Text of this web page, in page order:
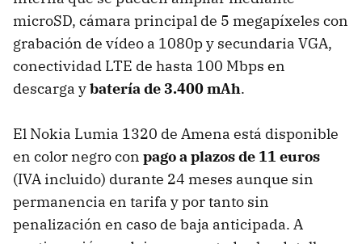
microSD, cámara principal de 5 megapíxeles con
grabación de vídeo a 1080p y secundaria VGA,
conectividad LTE de hasta 100 Mbps en
descarga ybatería de 3.400 mAh.
El Nokia Lumia 1320 de Amena está disponible
en color negro con pago a plazos de 11 euros
(IVA incluido) durante 24 meses aunque sin
permanencia en tarifa y por tanto sin
penalización en caso de baja anticipada. A